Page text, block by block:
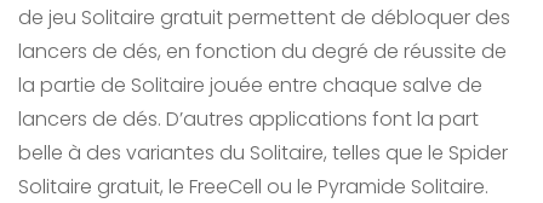
de jeu Solitaire gratuit permettent de débloquer des
lancers de dés, en fonction du degré de réussite de
la partie de Solitaire jouée entre chaque salve de
lancers de dés. D’autres applications font la part
belle à des variantes du Solitaire, telles que le Spider
Solitaire gratuit, le FreeCell ou le Pyramide Solitaire.